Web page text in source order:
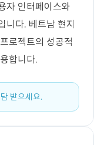
자 인터페이스와
니다. 베트남 현지
로젝트의 성공적
합니다.
받으세요.